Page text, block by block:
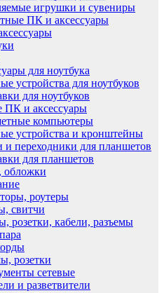
игрушки и сувениры
ПК и аксессуары
для ноутбука
устройства для ноутбуков
для ноутбуков
и аксессуары
компьютеры
устройства и кронштейны
и переходники для планшетов
для планшетов
обложки
роутеры
свитчи
розетки, кабели, разъемы
розетки
сетевые
и разветвители